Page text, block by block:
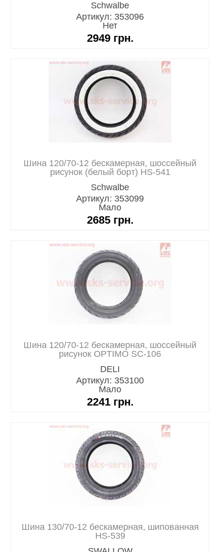
Schwalbe
Артикул: 353096
Нет
2949 грн.
Шина 120/70-12 бескамерная, шоссейный
рисунок (белый борт) HS-541
Schwalbe
Артикул: 353099
Мало
2685 грн.
Шина 120/70-12 бескамерная, шоссейный
рисунок OPTIMO SC-106
DELI
Артикул: 353100
Мало
2241 грн.
Шина 130/70-12 бескамерная, шипованная
HS-539